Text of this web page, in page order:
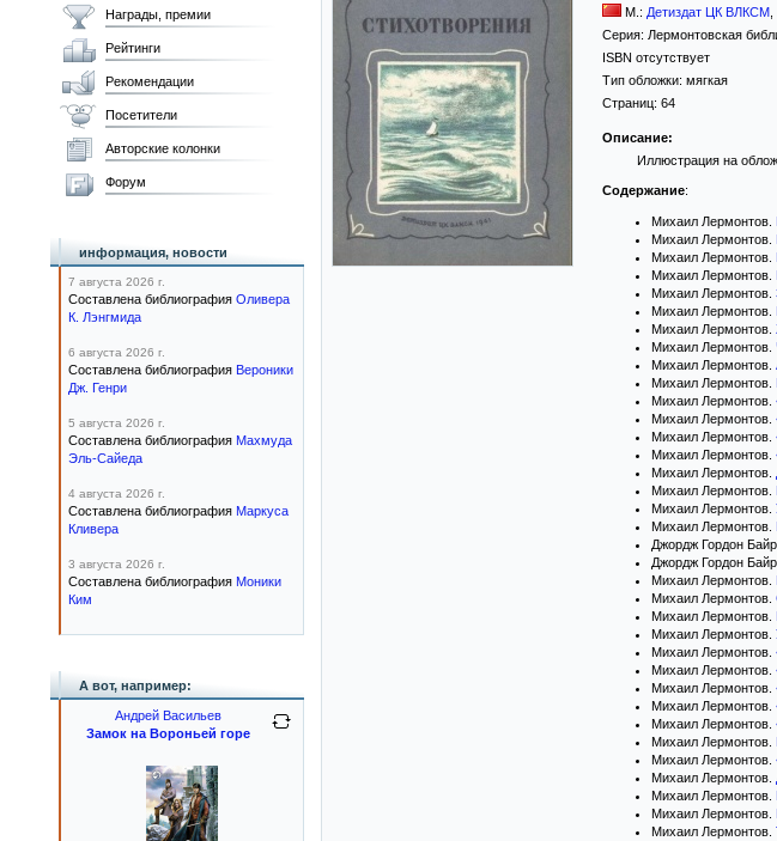
М.: Детиздат ЦК ВЛКСМ
Серия: Лермонтовская
ISBN отсутствует
Тип обложки: мягкая
Страниц: 64
Описание:
Иллюстрация на
Содержание:
Михаил Лермонтов.
Михаил Лермонтов.
Михаил Лермонтов.
Михаил Лермонтов.
Михаил Лермонтов.
Михаил Лермонтов.
Михаил Лермонтов.
Михаил Лермонтов.
Михаил Лермонтов.
Михаил Лермонтов.
Михаил Лермонтов.
Михаил Лермонтов.
Михаил Лермонтов.
Михаил Лермонтов.
Михаил Лермонтов.
Михаил Лермонтов.
Михаил Лермонтов.
Михаил Лермонтов.
Джордж Гордон
Джордж Гордон
Михаил Лермонтов.
Михаил Лермонтов.
Михаил Лермонтов.
Михаил Лермонтов.
Михаил Лермонтов.
Михаил Лермонтов.
Михаил Лермонтов.
Михаил Лермонтов.
Михаил Лермонтов.
Михаил Лермонтов.
Михаил Лермонтов.
Михаил Лермонтов.
Михаил Лермонтов.
Михаил Лермонтов.
Михаил Лермонтов.
Награды, премии
Рейтинги
Рекомендации
Посетители
Авторские колонки
Форум
информация, новости
7 августа 2026 г.
Составлена библиография Оливера
К. Лэнгмида
6 августа 2026 г.
Составлена библиография Вероники
Дж. Генри
5 августа 2026 г.
Составлена библиография Махмуда
Эль-Сайеда
4 августа 2026 г.
Составлена библиография Маркуса
Кливера
3 августа 2026 г.
Составлена библиография Моники
Ким
А вот, например:
Андрей Васильев
Замок на Вороньей горе